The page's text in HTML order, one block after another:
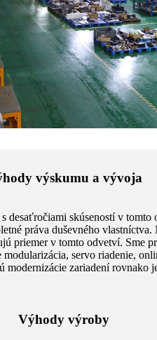
výskumu a vývoja
desaťročiami skúseností v tomto
práva duševného vlastníctva.
priemer v tomto odvetví. Sme
servo riadenie,
modernizácie zariadení rovnako
Výhody výroby